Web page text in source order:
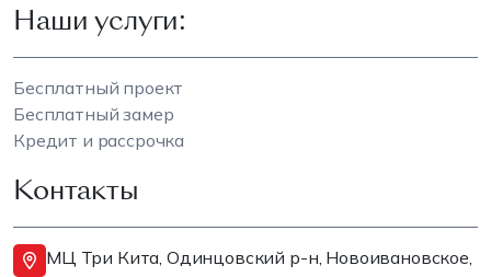
Наши услуги:
Бесплатный проект
Бесплатный замер
Кредит и рассрочка
Контакты
МЦ Три Кита, Одинцовский р-н, Новоивановское,